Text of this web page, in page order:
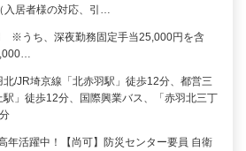
入居者様の対応、引…
※うち、深夜勤務固定手当25,000円を含
北/JR埼京線「北赤羽駅」徒歩12分、都営三
駅」徒歩12分、国際興業バス、「赤羽北三丁
年活躍中！【尚可】防災センター要員 自衛